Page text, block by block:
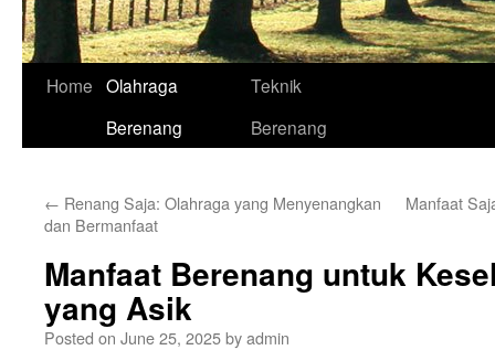
Home Olahraga
Berenang
Teknik
Berenang
← Renang Saja: Olahraga yang Menyenangkan
dan Bermanfaat
Manfaat
Manfaat Berenang untuk
yang Asik
Posted on June 25, 2025byadmin